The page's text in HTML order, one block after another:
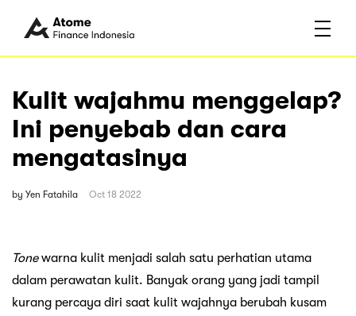
Kulit wajahmu menggelap?
Ini penyebab dan cara
mengatasinya
by Yen Fatahila Oct 18 2022
Tonewarna kulit menjadi salah satu perhatian utama
dalam perawatan kulit. Banyak orang yang jadi tampil
kurang percaya diri saat kulit wajahnya berubah kusam